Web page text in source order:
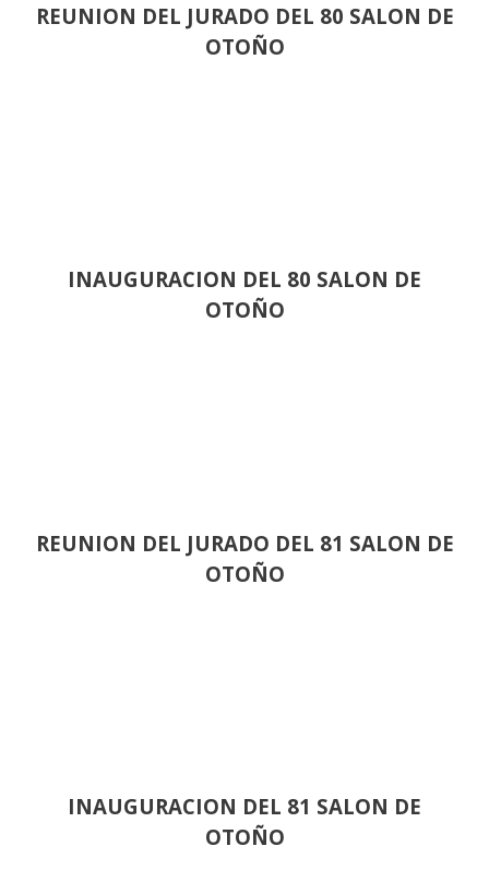
REUNION DEL JURADO DEL 80 SALON DE
OTOÑO
INAUGURACION DEL 80 SALON DE
OTOÑO
REUNION DEL JURADO DEL 81 SALON DE
OTOÑO
INAUGURACION DEL 81 SALON DE
OTOÑO